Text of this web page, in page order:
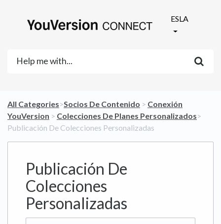
ESLA
All Categories​>​​Socios De Contenido ​ > ​ ​Conexión
YouVersion ​ > ​ ​Colecciones De Planes Personalizados​>​
Publicación De Colecciones Personalizadas
Publicación De
Colecciones
Personalizadas